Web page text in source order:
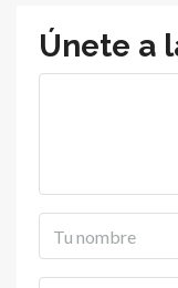
Únete a